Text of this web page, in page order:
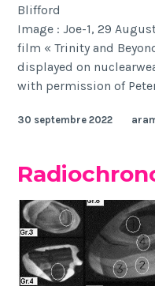
Blifford
Image : Joe-1, 29
film « Trinity and
displayed on
with permission of
30 septembre 2022